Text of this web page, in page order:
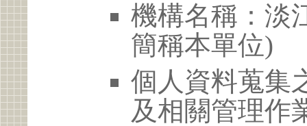
機構名稱：淡
簡稱本單位)
個人資料蒐集
及相關管理作